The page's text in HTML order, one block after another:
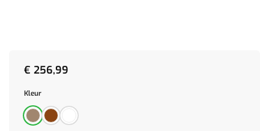
€ 256,99
Kleur